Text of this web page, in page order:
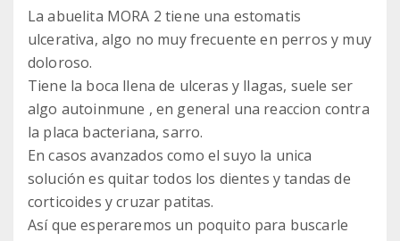
La abuelita MORA 2 tiene una estomatis
ulcerativa, algo no muy frecuente en perros y muy
doloroso.
Tiene la boca llena de ulceras y llagas, suele ser
algo autoinmune , en general una reaccion contra
la placa bacteriana, sarro.
En casos avanzados como el suyo la unica
solución es quitar todos los dientes y tandas de
corticoides y cruzar patitas.
Así que esperaremos un poquito para buscarle